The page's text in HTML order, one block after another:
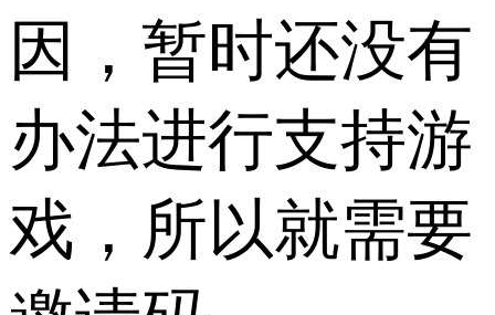
因，暂时还没有
办法进行支持游
戏，所以就需要